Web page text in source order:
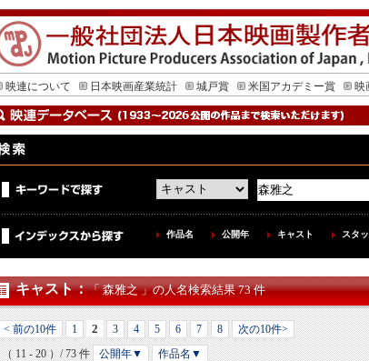
映連について
日本映画産業統計 城戸賞 米国アカデミー賞 映
作品名 公開年 キャスト スタ
キャスト：「 森雅之 」の人名検索結果 73 件
< 前の10件 1 2 3 4 5 6 7 8
次の10件>
（ 11 - 20 ）/ 73 件
公開年▼ 作品名▼